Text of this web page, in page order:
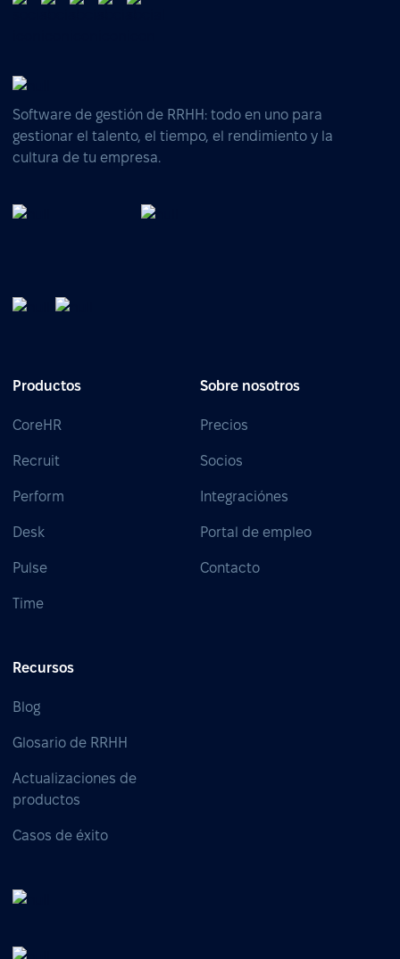
Software de gestión de RRHH: todo en uno para
gestionar el talento, el tiempo, el rendimiento y la
cultura de tu empresa.
Productos
CoreHR
Recruit
Perform
Desk
Pulse
Time
Sobre nosotros
Precios
Socios
Integraciónes
Portal de empleo
Contacto
Recursos
Blog
Glosario de RRHH
Actualizaciones de
productos
Casos de éxito